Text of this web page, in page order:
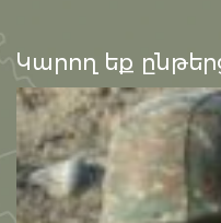
Կարող եք